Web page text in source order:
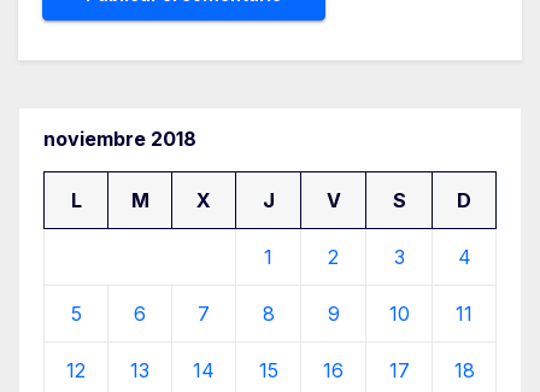
noviembre 2018
L M X J V S D
1 2 3 4
5 6 7 8 9 10 11
12 13 14 15 16 17 18